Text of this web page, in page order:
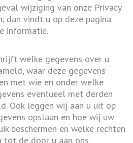
wijziging van onze Privacy
dan vindt u op deze pagina
informatie.
welke gegevens over u
waar deze gegevens
met wie en onder welke
eventueel met derden
Ook leggen wij aan u uit op
opslaan en hoe wij uw
beschermen en welke rechten
tot de door u aan ons